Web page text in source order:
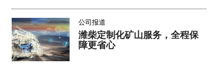
公司报道
潍柴定制化矿山服务，全程保
障更省心